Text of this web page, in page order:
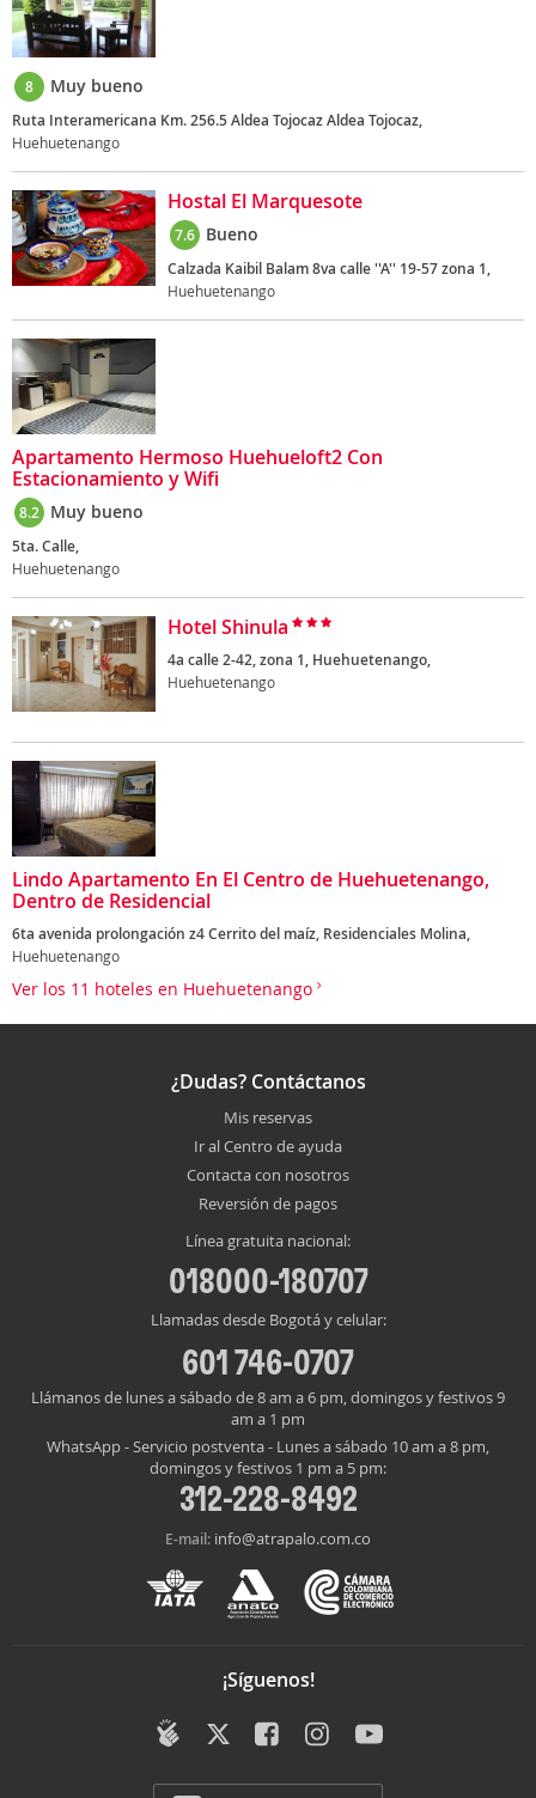
8 Muy bueno
Ruta Interamericana Km. 256.5 Aldea Tojocaz Aldea Tojocaz,
Huehuetenango
Hostal El Marquesote
7.6 Bueno
Calzada Kaibil Balam 8va calle ''A'' 19-57 zona 1,
Huehuetenango
Apartamento Hermoso Huehueloft2 Con
Estacionamiento y Wifi
8.2 Muy bueno
5ta. Calle,
Huehuetenango
Hotel Shinula
4a calle 2-42, zona 1, Huehuetenango,
Huehuetenango
Lindo Apartamento En El Centro de Huehuetenango,
Dentro de Residencial
6ta avenida prolongación z4 Cerrito del maíz, Residenciales Molina,
Huehuetenango
Ver los 11 hoteles en Huehuetenango
¿Dudas? Contáctanos
Mis reservas
Ir al Centro de ayuda
Contacta con nosotros
Reversión de pagos
Línea gratuita nacional:
018000-180707
Llamadas desde Bogotá y celular:
601 746-0707
Llámanos de lunes a sábado de 8 am a 6 pm, domingos y festivos 9
am a 1 pm
WhatsApp - Servicio postventa - Lunes a sábado 10 am a 8 pm,
domingos y festivos 1 pm a 5 pm:
312-228-8492
E-mail: info@atrapalo.com.co
¡Síguenos!